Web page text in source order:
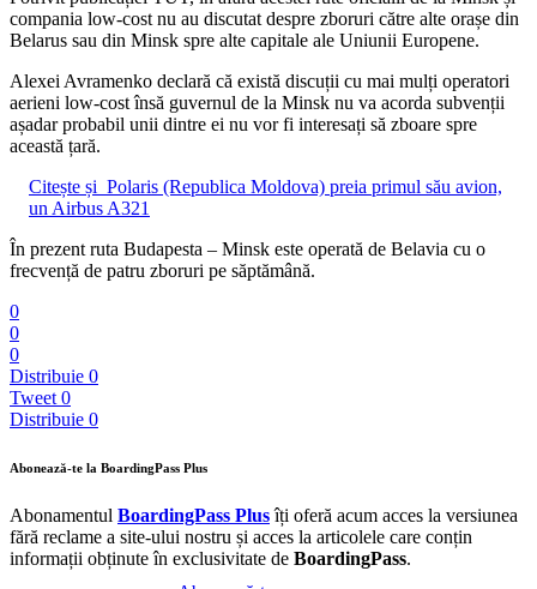
compania low-cost nu au discutat despre zboruri către alte orașe din
Belarus sau din Minsk spre alte capitale ale Uniunii Europene.
Alexei Avramenko declară că există discuții cu mai mulți operatori
aerieni low-cost însă guvernul de la Minsk nu va acorda subvenții
așadar probabil unii dintre ei nu vor fi interesați să zboare spre
această țară.
Citește și Polaris (Republica Moldova) preia primul său avion,
un Airbus A321
În prezent ruta Budapesta – Minsk este operată de Belavia cu o
frecvență de patru zboruri pe săptămână.
0
0
0
Distribuie 0
Tweet 0
Distribuie 0
Abonează-te la BoardingPass Plus
Abonamentul BoardingPass Plusîți oferă acum acces la versiunea
fără reclame a site-ului nostru și acces la articolele care conțin
informații obținute în exclusivitate de BoardingPass.